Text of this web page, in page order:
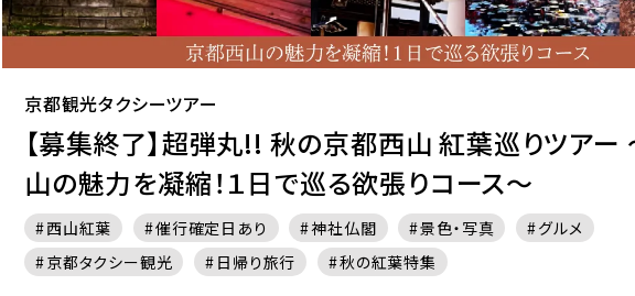
京都観光タクシーツアー
【募集終了】超弾丸!! 秋の京都西山 紅葉巡りツア
山の魅力を凝縮！１日で巡る欲張りコース～
西山紅葉 催行確定日あり 神社仏閣 景色・写真
グルメ
京都タクシー観光
日帰り旅行 秋の紅葉特集